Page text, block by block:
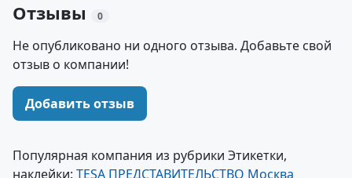
Отзывы 0
Не опубликовано ни одного отзыва. Добавьте свой
отзыв о компании!
Добавить отзыв
Популярная компания из рубрики Этикетки,
наклейки: TESA ПРЕДСТАВИТЕЛЬСТВО Москва